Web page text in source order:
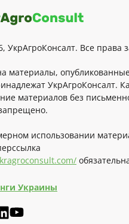
УкрАгроКонсалт. Все
материалы,
УкрАгроКонсалт.
материалов без
использовании
Украины